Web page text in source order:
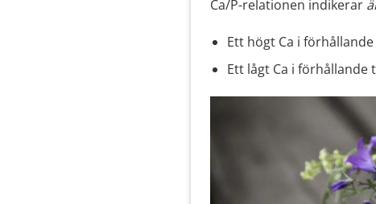
Ca/P-relationen indikerar
Ett högt Ca i
Ett lågt Ca i förhållande